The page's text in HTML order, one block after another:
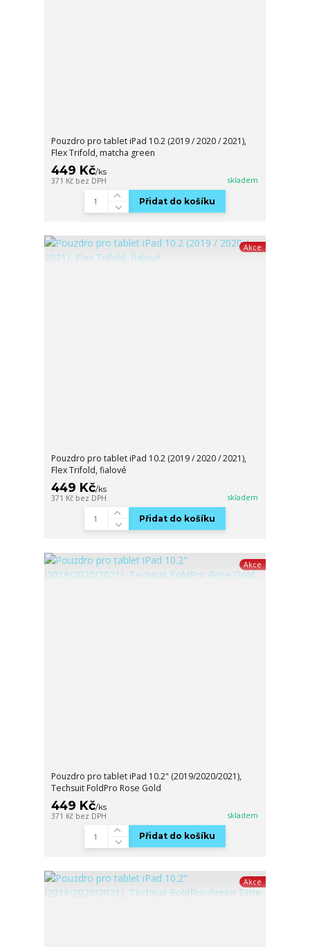
Pouzdro pro tablet iPad 10.2 (2019 / 2020 / 2021),
Flex Trifold, matcha green
449 Kč/ks
371 Kč bez DPH skladem
Přidat do košíku
Akce
Pouzdro pro tablet iPad 10.2 (2019 / 2020 / 2021),
Flex Trifold, fialové
449 Kč/ks
371 Kč bez DPH skladem
Přidat do košíku
Akce
Pouzdro pro tablet iPad 10.2" (2019/2020/2021),
Techsuit FoldPro Rose Gold
449 Kč/ks
371 Kč bez DPH skladem
Přidat do košíku
Akce